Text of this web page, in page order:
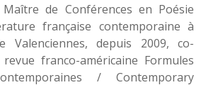
de Conférences en Poésie
française contemporaine à
Valenciennes, depuis 2009, co-
franco-américaine Formules
/ Contemporary